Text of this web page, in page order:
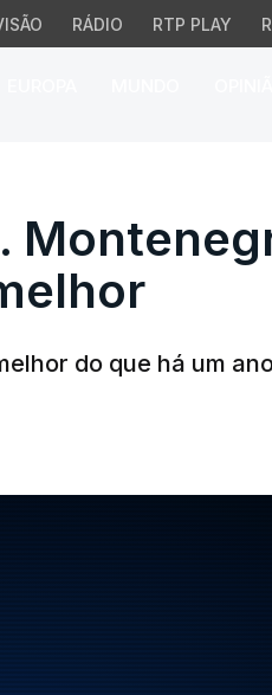
RÁDIO RTP PLAY
do que há um